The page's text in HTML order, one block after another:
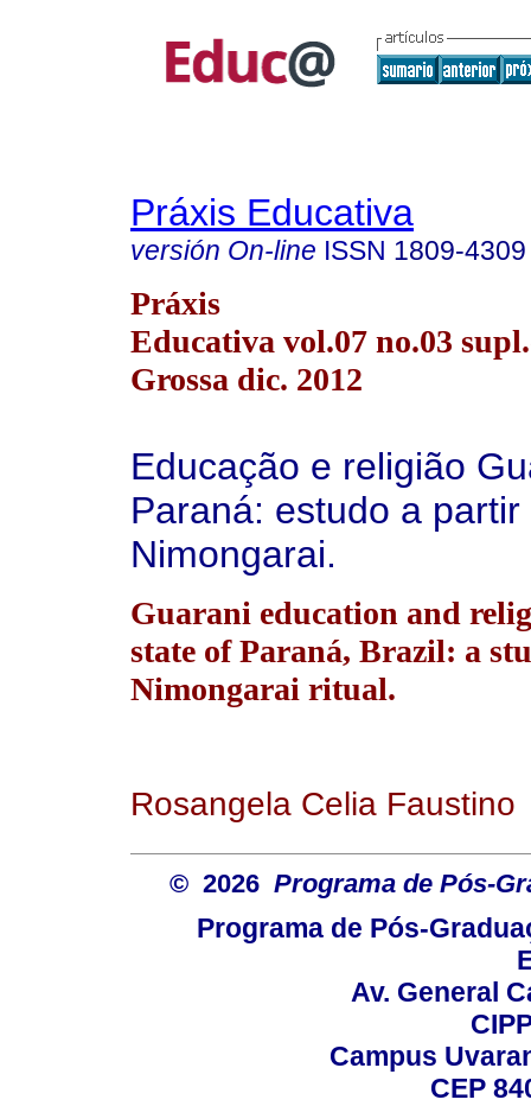
Práxis Educativa
versión On-line ISSN 1809-4309
Práxis
Educativa vol.07 no.03
Grossa dic. 2012
Educação e religião
Paraná: estudo a
Nimongarai.
Guarani education and
state of Paraná, Brazil: a
Nimongarai ritual.
Rosangela Celia Faustino
© 2026 Programa de Pós-
Programa de Pós-
Av. General
Campus
CEP